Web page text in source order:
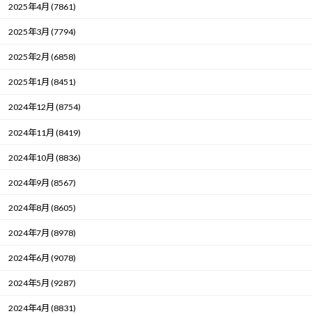
2025年4月 (7861)
2025年3月 (7794)
2025年2月 (6858)
2025年1月 (8451)
2024年12月 (8754)
2024年11月 (8419)
2024年10月 (8836)
2024年9月 (8567)
2024年8月 (8605)
2024年7月 (8978)
2024年6月 (9078)
2024年5月 (9287)
2024年4月 (8831)